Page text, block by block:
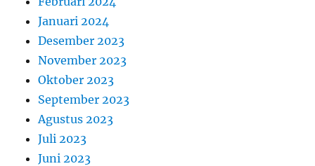
Januari 2024
Desember 2023
November 2023
Oktober 2023
September 2023
Agustus 2023
Juli 2023
Juni 2023